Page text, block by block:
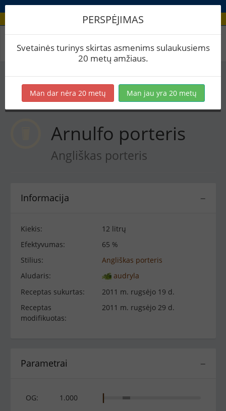
Receptas / Arnulfo porteris
Virimai (1)
BeerXML
Arnulfo porteris
Angliškas porteris
−
Informacija
Kiekis:
12 litrų
Efektyvumas:
65 %
Stilius:
Angliškas porteris
Aludaris:
audryla
Receptas sukurtas:
2011 m. rugsėjo 19 d.
Receptas
modifikuotas:
2011 m. rugsėjo 29 d.
−
Parametrai
OG: 1.000
PERSPĖJIMAS
Svetainės turinys skirtas asmenims sulaukusiems
20 metų amžiaus.
Man dar nėra 20 metų Man jau yra 20 metų